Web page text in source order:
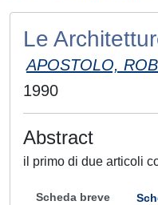
Le
APOSTOLO,
1990
Abstract
il primo di due articoli
Scheda breve